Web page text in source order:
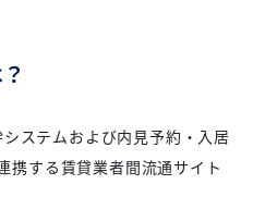
システムおよび内見予約・入居
携する賃貸業者間流通サイト